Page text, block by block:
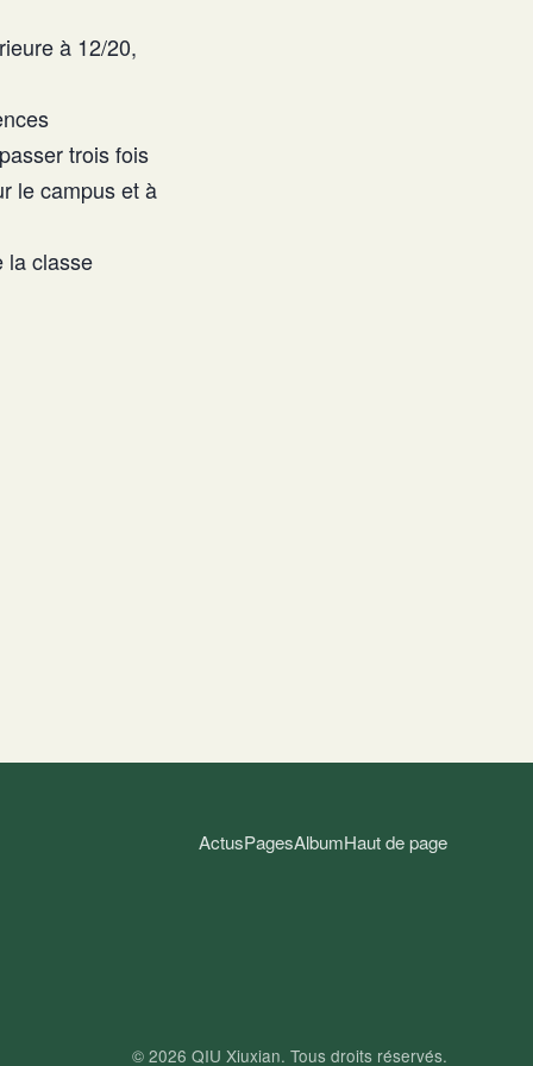
à 12/20,
trois fois
le campus et à
la classe
ActusPagesAlbumHaut de page
© 2026 QIU Xiuxian. Tous droits réservés.